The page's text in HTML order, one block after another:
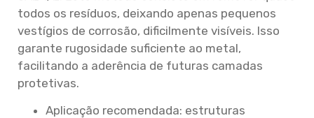
todos os resíduos, deixando apenas pequenos
vestígios de corrosão, dificilmente visíveis. Isso
garante rugosidade suficiente ao metal,
facilitando a aderência de futuras camadas
protetivas.
Aplicação recomendada: estruturas